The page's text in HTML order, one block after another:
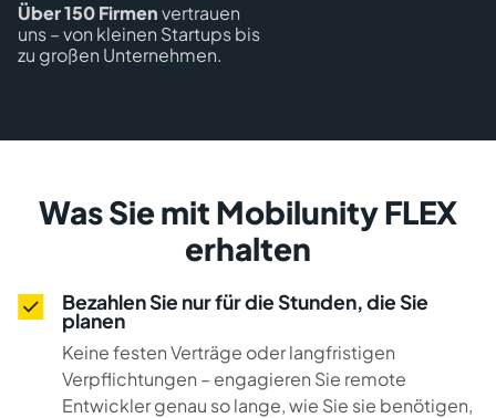
Über 150 Firmenvertrauen
uns – von kleinen Startups bis
zu großen Unternehmen.
Was Sie mit Mobilunity FLEX
erhalten
Bezahlen Sie nur für die Stunden, die Sie
planen
Keine festen Verträge oder langfristigen
Verpflichtungen – engagieren Sie remote
Entwickler genau so lange, wie Sie sie benötigen,